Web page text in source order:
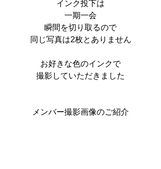
インク投下は
一期一会
瞬間を切り取るので
同じ写真は2枚とありません
お好きな色のインクで
撮影していただきました
メンバー撮影画像のご紹介